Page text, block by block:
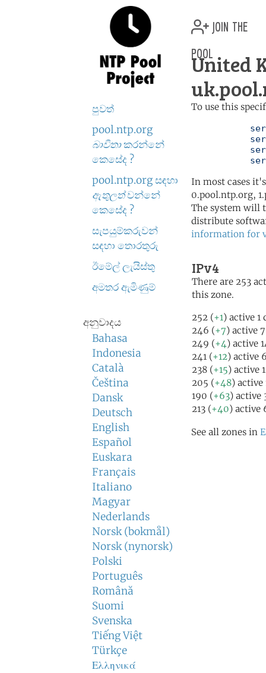
පුවත්
pool.ntp.org
බාවිතාකරන්නේ
කෙසේද ?
pool.ntp.org සඳහා
ඇතුලත්වන්නේ
කෙසේද ?
සැපයුම්කරුවන්
සඳහා තොරතුරු
ඊමේල් ලැයිස්තු
අමතර ඇමිණුම්
අනුවාදය
Bahasa
Indonesia
Català
Čeština
Dansk
Deutsch
English
Español
Euskara
Français
Italiano
Magyar
Nederlands
Norsk (bokmål)
Norsk (nynorsk)
Polski
Português
Română
Suomi
Svenska
Tiếng Việt
Türkçe
Ελληνικά
join the
pool
United
To use this
In most cases
0.pool.ntp.org,
The system will
distribute
information for
IPv4
There are 253
this zone.
252 (+1) active 1
246 (+7) active
249 (+4) active
241 (+12) active
238 (+15) active
205 (+48) active
190 (+63) active
213 (+40) active
See all zones in